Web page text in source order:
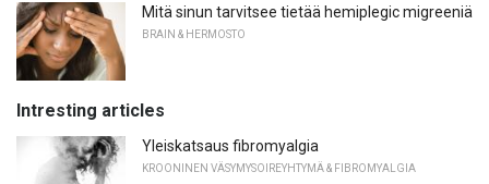
Mitä sinun tarvitsee tietää hemiplegic migreeniä
BRAIN & HERMOSTO
Intresting articles
Yleiskatsaus fibromyalgia
KROONINEN VÄSYMYSOIREYHTYMÄ & FIBROMYALGIA